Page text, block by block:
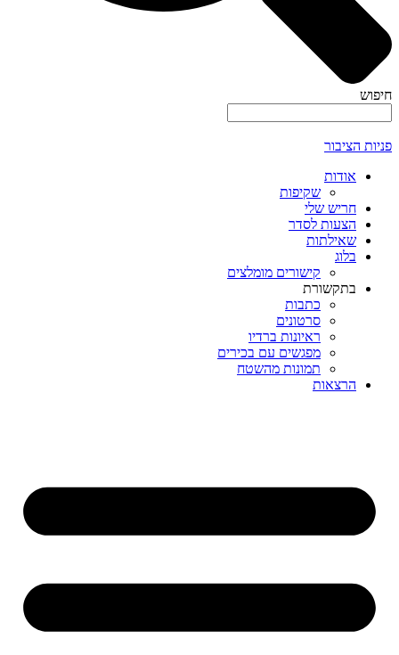
חיפוש
פניות הציבור
אודות
שקיפות
חריש שלי
הצעות לסדר
שאילתות
בלוג
קישורים מומלצים
בתקשורת
כתבות
סרטונים
ראיונות ברדיו
מפגשים עם בכירים
תמונות מהשטח
הרצאות